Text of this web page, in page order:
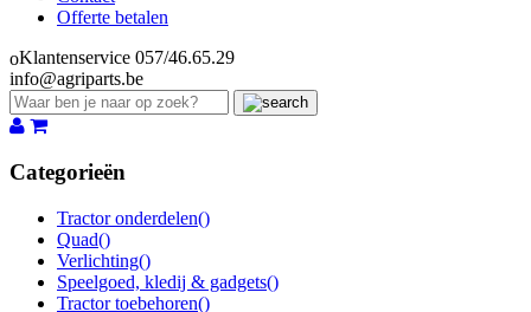
Offerte betalen
Klantenservice 057/46.65.29
info@agriparts.be
Categorieën
Tractor onderdelen()
Quad()
Verlichting()
Speelgoed, kledij & gadgets()
Tractor toebehoren()